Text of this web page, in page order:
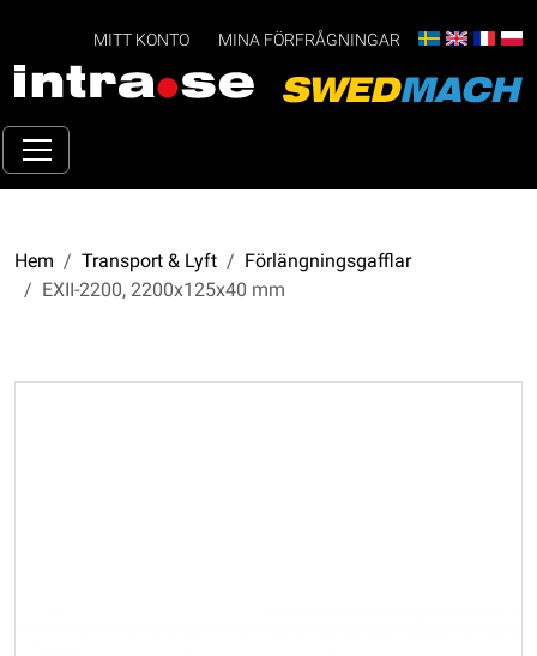
MITT KONTO MINA FÖRFRÅGNINGAR
Hem Transport & Lyft
Förlängningsgafflar
EXII-2200, 2200x125x40 mm